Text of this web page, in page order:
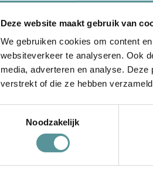
Deze website maakt gebruik van
We gebruiken cookies om content
websiteverkeer te analyseren. Ook
media, adverteren en analyse.
verstrekt of die ze hebben
Noodzakelijk